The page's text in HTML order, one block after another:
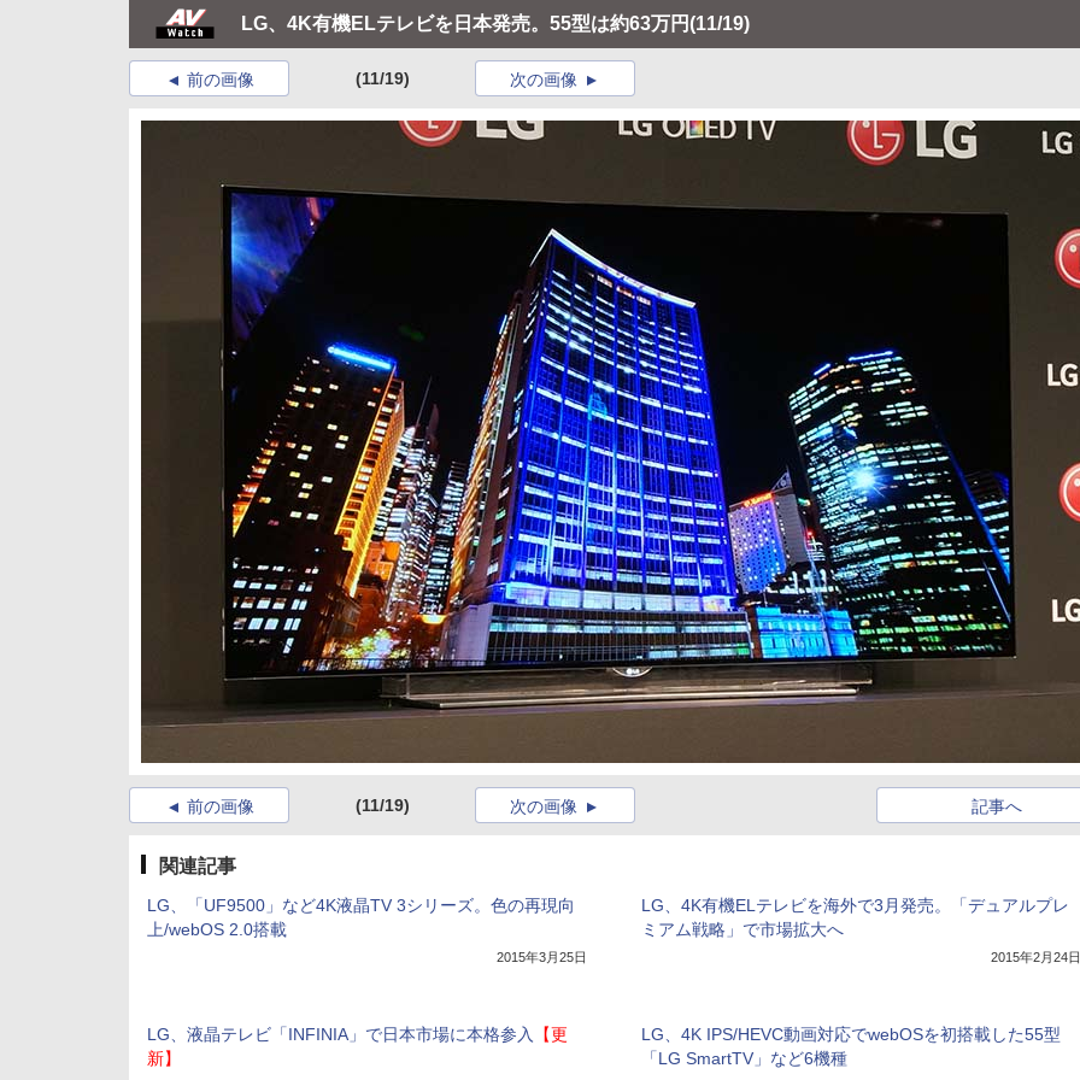
LG、4K有機ELテレビを日本発売。55型は約63万円(11/19)
前の画像 (11/19) 次の画像
前の画像 (11/19) 記事へ
次の画像
関連記事
LG、「UF9500」など4K液晶TV 3シリーズ。色の再現向
上/webOS 2.0搭載
2015年3月25日
LG、4K有機ELテレビを海外で3月発売。「デュアルプレ
ミアム戦略」で市場拡大へ
2015年2月24日
LG、液晶テレビ「INFINIA」で日本市場に本格参入
【更
新】
LG、4K IPS/HEVC動画対応でwebOSを初搭載した55型
「LG SmartTV」など6機種